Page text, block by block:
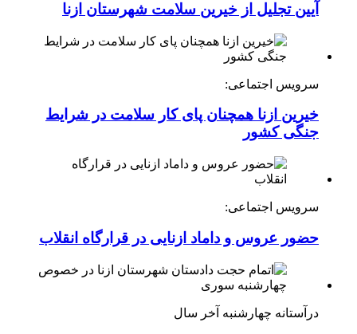
آیین تجلیل از خیرین سلامت شهرستان ازنا
سرویس اجتماعی:
خیرین ازنا همچنان پای کار سلامت در شرایط
جنگی کشور
سرویس اجتماعی:
حضور عروس و داماد ازنایی در قرارگاه انقلاب
درآستانه چهارشنبه آخر سال